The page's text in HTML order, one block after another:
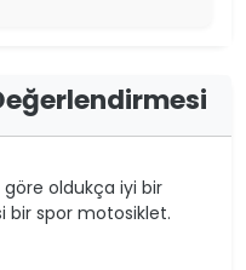
göre oldukça iyi bir
bir spor motosiklet.